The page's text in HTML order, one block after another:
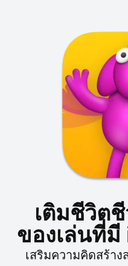
เติมชีวิต
ของเล่นที่
เสริมความคิดสร้า